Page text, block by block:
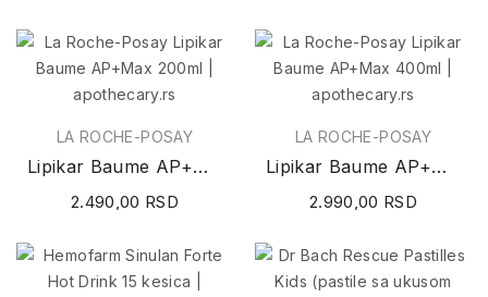
LA ROCHE-POSAY
Lipikar Baume AP+Max 200ml
2.490,00 RSD
LA ROCHE-POSAY
Lipikar Baume AP+Max 400ml
2.990,00 RSD